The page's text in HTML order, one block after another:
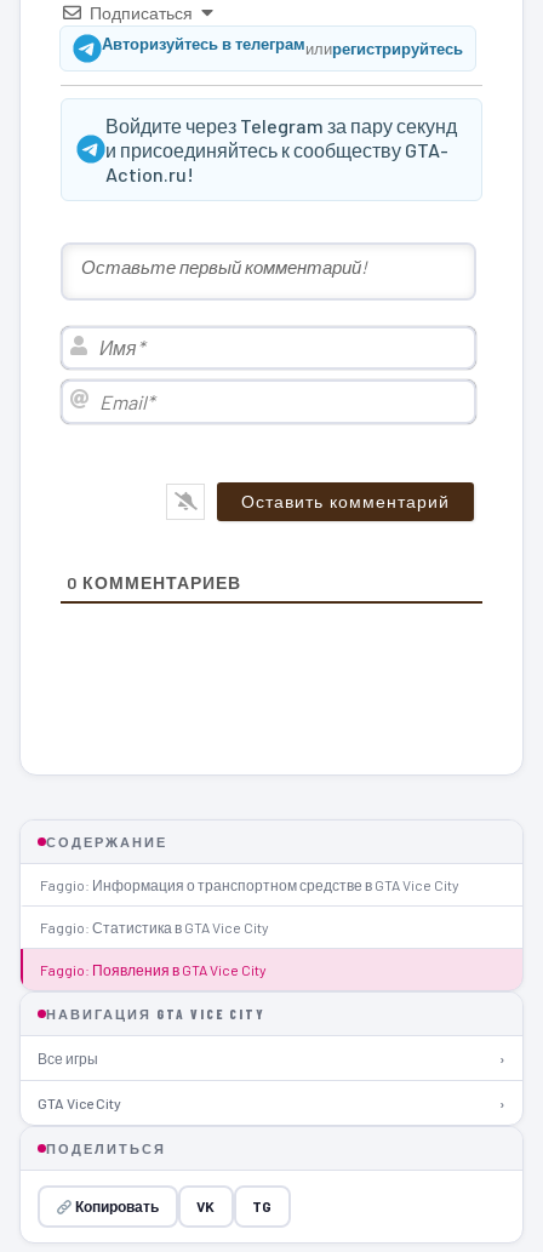
Подписаться
Авторизуйтесь в телеграмилирегистрируйтесь
Войдите через Telegram за пару секунд
и присоединяйтесь к сообществу GTA-
Action.ru!
Имя*
Email*
0 КОММЕНТАРИЕВ
СОДЕРЖАНИЕ
Faggio: Информация о транспортном средстве в GTA Vice City
Faggio: Статистика в GTA Vice City
Faggio: Появления в GTA Vice City
НАВИГАЦИЯ GTA VICE CITY
Все игры ›
GTA Vice City ›
ПОДЕЛИТЬСЯ
Копировать VK TG